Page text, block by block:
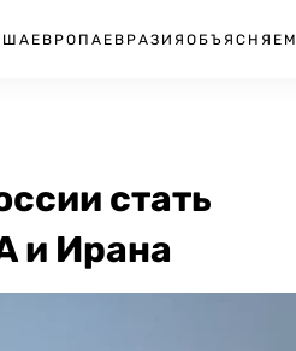
ЕВРОПА ЕВРАЗИЯ ОБЪЯСНЯЕМ
стать
и Ирана